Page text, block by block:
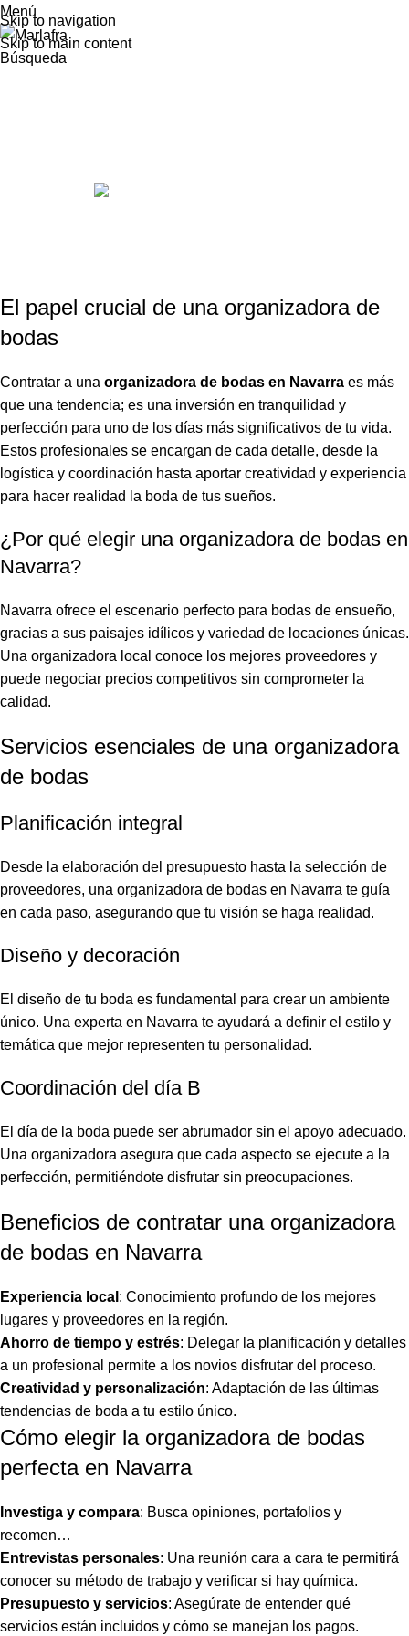
Skip to navigation
Skip to main content
Menú
Búsqueda
Bodas
Organizadora de Bodas en
El papel crucial de una organizadora de
bodas
Contratar a una organizadora de bodas en Navarra es más
que una tendencia; es una inversión en tranquilidad y
perfección para uno de los días más significativos de tu vida.
Estos profesionales se encargan de cada detalle, desde la
logística y coordinación hasta aportar creatividad y experiencia
para hacer realidad la boda de tus sueños.
¿Por qué elegir una organizadora de bodas en
Navarra?
Navarra ofrece el escenario perfecto para bodas de ensueño,
gracias a sus paisajes idílicos y variedad de locaciones únicas.
Una organizadora local conoce los mejores proveedores y
puede negociar precios competitivos sin comprometer la
calidad.
Servicios esenciales de una organizadora
de bodas
Planificación integral
Desde la elaboración del presupuesto hasta la selección de
proveedores, una organizadora de bodas en Navarra te guía
en cada paso, asegurando que tu visión se haga realidad.
Diseño y decoración
El diseño de tu boda es fundamental para crear un ambiente
único. Una experta en Navarra te ayudará a definir el estilo y
temática que mejor representen tu personalidad.
Coordinación del día B
El día de la boda puede ser abrumador sin el apoyo adecuado.
Una organizadora asegura que cada aspecto se ejecute a la
perfección, permitiéndote disfrutar sin preocupaciones.
Beneficios de contratar una organizadora
de bodas en Navarra
Experiencia local : Conocimiento profundo de los mejores
lugares y proveedores en la región.
Ahorro de tiempo y estrés: Delegar la planificación y detalles
a un profesional permite a los novios disfrutar del proceso.
Creatividad y personalización: Adaptación de las últimas
tendencias de boda a tu estilo único.
Cómo elegir la organizadora de bodas
perfecta en Navarra
Investiga y compara: Busca opiniones, portafolios y
recomen…
Entrevistas personales: Una reunión cara a cara te permitirá
conocer su método de trabajo y verificar si hay química.
Presupuesto y servicios: Asegúrate de entender qué
servicios están incluidos y cómo se manejan los pagos.